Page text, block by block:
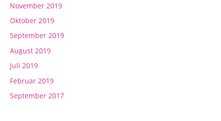
November 2019
Oktober 2019
September 2019
August 2019
Juli 2019
Februar 2019
September 2017